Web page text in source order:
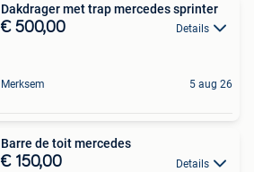
Dakdrager met trap mercedes sprinter
€ 500,00 Details
Merksem 5 aug 26
Barre de toit mercedes
€ 150,00 Details